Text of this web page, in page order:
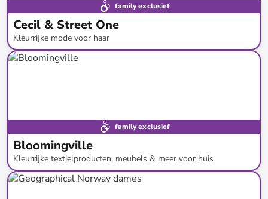
family exclusief
Cecil & Street One
Kleurrijke mode voor haar
tot-45%* Bestsellers
family exclusief
Bloomingville
Kleurrijke textielproducten, meubels & meer voor huis
tot-73%* Nieuwe collectie